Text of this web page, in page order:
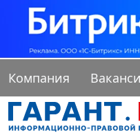
Компания